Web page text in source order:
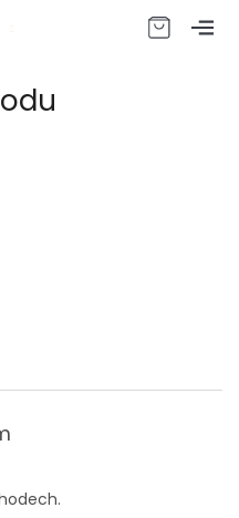
5 z 5 hvězdiček.